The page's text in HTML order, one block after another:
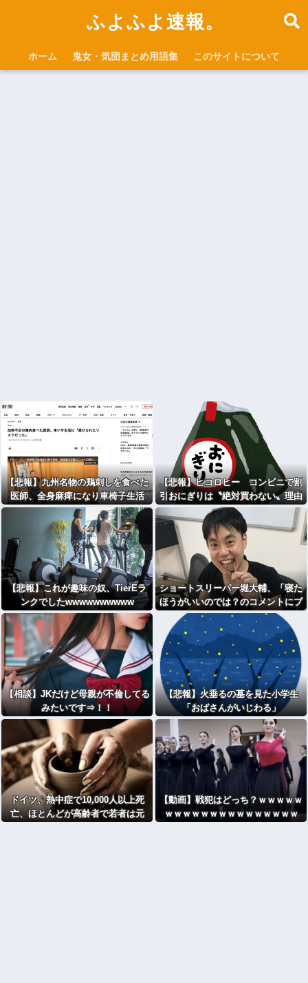
ふよふよ速報。
ホーム 鬼女・気団まとめ用語集 このサイトについて
【悲報】九州名物の鶏刺しを食べた
医師、全身麻痺になり車椅子生活
「死んだ方が良いと思った」
【悲報】ヒコロヒー コンビニで割
引おにぎりは〝絶対買わない〟理由
で炎上ｗｗｗ
【悲報】これが趣味の奴、TierEラ
ンクでしたwwwwwwwwww
ショートスリーパー堀大輔、「寝た
ほうがいいのでは？のコメントにブ
チギレ
【相談】JKだけど母親が不倫してる
みたいです⇒！！
【悲報】火垂るの墓を見た小学生
「おばさんがいじわる」
ドイツ、熱中症で10,000人以上死
亡、ほとんどが高齢者で若者は元
【動画】戦犯はどっち？ｗｗｗｗｗ
ｗｗｗｗｗｗｗｗｗｗｗｗｗｗｗ